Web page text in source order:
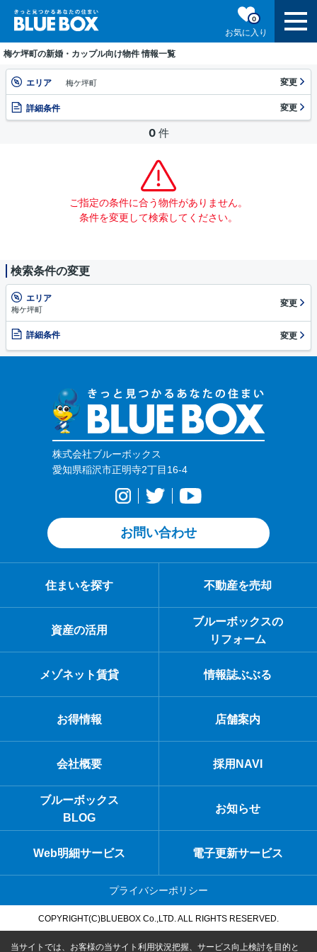
お気に入り
0
梅ケ坪町の新婚・カップル向け物件 情報一覧
エリア 梅ケ坪町 変更
詳細条件 変更
0 件
ご指定の条件に合う物件がありません。
条件を変更して検索してください。
検索条件の変更
エリア
梅ケ坪町
変更
詳細条件 変更
株式会社ブルーボックス
愛知県稲沢市正明寺2丁目16-4
お問い合わせ
住まいを探す 不動産を売却
資産の活用
ブルーボックスの
リフォーム
メゾネット賃貸 情報誌ぶぶる
お得情報 店舗案内
会社概要 採用NAVI
ブルーボックス
BLOG
お知らせ
Web明細サービス 電子更新サービス
プライバシーポリシー
COPYRIGHT(C)BLUEBOX Co.,LTD. ALL RIGHTS RESERVED.
当サイトでは、お客様の当サイト利用状況把握、サービス向上検討を目的と